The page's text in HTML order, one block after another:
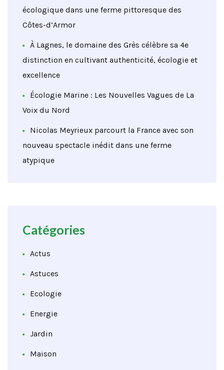
écologique dans une ferme pittoresque des
Côtes-d’Armor
À Lagnes, le domaine des Grès célèbre sa 4e
distinction en cultivant authenticité, écologie et
excellence
Écologie Marine : Les Nouvelles Vagues de La
Voix du Nord
Nicolas Meyrieux parcourt la France avec son
nouveau spectacle inédit dans une ferme
atypique
Catégories
Actus
Astuces
Ecologie
Energie
Jardin
Maison